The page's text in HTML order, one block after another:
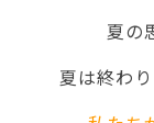
夏の
夏は終わ